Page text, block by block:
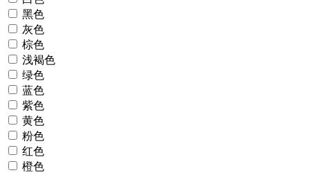
黑色
灰色
棕色
浅褐色
绿色
蓝色
紫色
黄色
粉色
红色
橙色